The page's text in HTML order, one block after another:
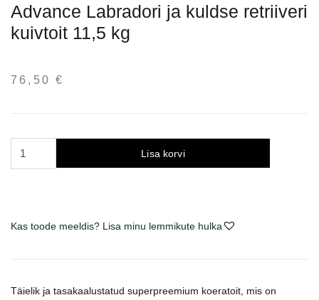
Advance Labradori ja kuldse retriiveri
kuivtoit 11,5 kg
76,50€
sausas
Lisa korvi
Kas toode meeldis? Lisa minu lemmikute hulka
Täielik ja tasakaalustatud superpreemium koeratoit, mis on